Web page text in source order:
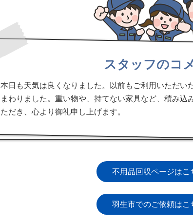
スタッフのコ
本日も天気は良くなりました。以前もご利用いただい
まわりました。重い物や、持てない家具など、積み込
ただき、心より御礼申し上げます。
不用品回収ページはこ
羽生市でのご依頼はこ